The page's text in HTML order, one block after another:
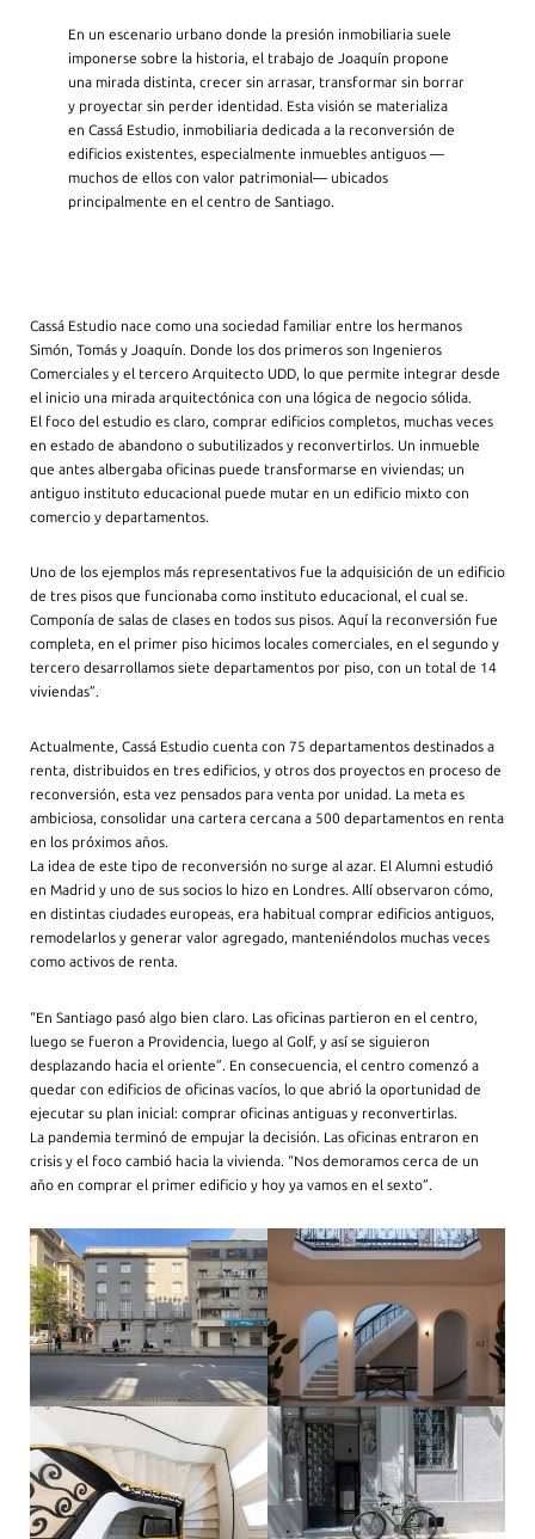
En un escenario urbano donde la presión inmobiliaria suele
imponerse sobre la historia, el trabajo de Joaquín propone
una mirada distinta, crecer sin arrasar, transformar sin borrar
y proyectar sin perder identidad. Esta visión se materializa
en Cassá Estudio, inmobiliaria dedicada a la reconversión de
edificios existentes, especialmente inmuebles antiguos —
muchos de ellos con valor patrimonial— ubicados
principalmente en el centro de Santiago.
Cassá Estudio nace como una sociedad familiar entre los hermanos
Simón, Tomás y Joaquín. Donde los dos primeros son Ingenieros
Comerciales y el tercero Arquitecto UDD, lo que permite integrar desde
el inicio una mirada arquitectónica con una lógica de negocio sólida.
El foco del estudio es claro, comprar edificios completos, muchas veces
en estado de abandono o subutilizados y reconvertirlos. Un inmueble
que antes albergaba oficinas puede transformarse en viviendas; un
antiguo instituto educacional puede mutar en un edificio mixto con
comercio y departamentos.
Uno de los ejemplos más representativos fue la adquisición de un edificio
de tres pisos que funcionaba como instituto educacional, el cual se.
Componía de salas de clases en todos sus pisos. Aquí la reconversión fue
completa, en el primer piso hicimos locales comerciales, en el segundo y
tercero desarrollamos siete departamentos por piso, con un total de 14
viviendas”.
Actualmente, Cassá Estudio cuenta con 75 departamentos destinados a
renta, distribuidos en tres edificios, y otros dos proyectos en proceso de
reconversión, esta vez pensados para venta por unidad. La meta es
ambiciosa, consolidar una cartera cercana a 500 departamentos en renta
en los próximos años.
La idea de este tipo de reconversión no surge al azar. El Alumni estudió
en Madrid y uno de sus socios lo hizo en Londres. Allí observaron cómo,
en distintas ciudades europeas, era habitual comprar edificios antiguos,
remodelarlos y generar valor agregado, manteniéndolos muchas veces
como activos de renta.
“En Santiago pasó algo bien claro. Las oficinas partieron en el centro,
luego se fueron a Providencia, luego al Golf, y así se siguieron
desplazando hacia el oriente”. En consecuencia, el centro comenzó a
quedar con edificios de oficinas vacíos, lo que abrió la oportunidad de
ejecutar su plan inicial: comprar oficinas antiguas y reconvertirlas.
La pandemia terminó de empujar la decisión. Las oficinas entraron en
crisis y el foco cambió hacia la vivienda. “Nos demoramos cerca de un
año en comprar el primer edificio y hoy ya vamos en el sexto”.